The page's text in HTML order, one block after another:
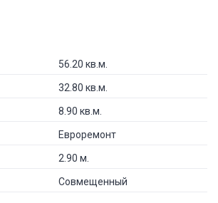
56.20 кв.м.
32.80 кв.м.
8.90 кв.м.
Евроремонт
2.90 м.
Совмещенный